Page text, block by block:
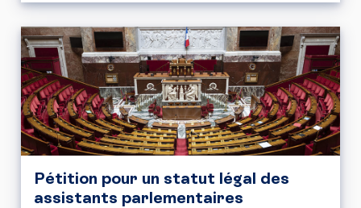
Pétition pour un statut légal des
assistants parlementaires